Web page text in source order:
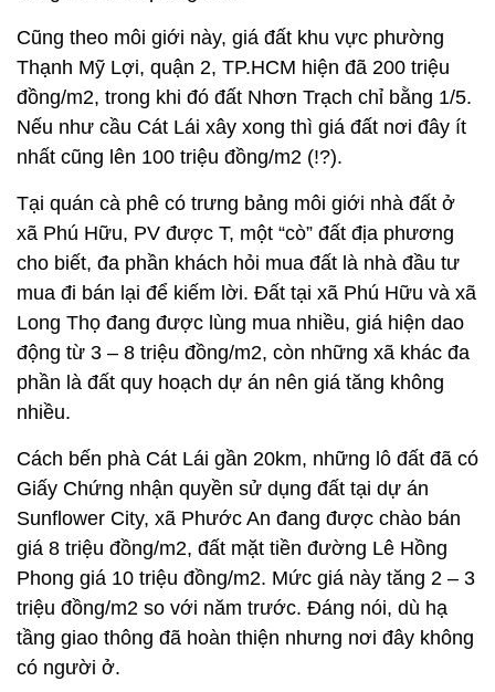
Cũng theo môi giới này, giá đất khu vực phường
Thạnh Mỹ Lợi, quận 2, TP.HCM hiện đã 200 triệu
đồng/m2, trong khi đó đất Nhơn Trạch chỉ bằng 1/5.
Nếu như cầu Cát Lái xây xong thì giá đất nơi đây ít
nhất cũng lên 100 triệu đồng/m2 (!?).
Tại quán cà phê có trưng bảng môi giới nhà đất ở
xã Phú Hữu, PV được T, một “cò” đất địa phương
cho biết, đa phần khách hỏi mua đất là nhà đầu tư
mua đi bán lại để kiếm lời. Đất tại xã Phú Hữu và xã
Long Thọ đang được lùng mua nhiều, giá hiện dao
động từ 3 – 8 triệu đồng/m2, còn những xã khác đa
phần là đất quy hoạch dự án nên giá tăng không
nhiều.
Cách bến phà Cát Lái gần 20km, những lô đất đã có
Giấy Chứng nhận quyền sử dụng đất tại dự án
Sunflower City, xã Phước An đang được chào bán
giá 8 triệu đồng/m2, đất mặt tiền đường Lê Hồng
Phong giá 10 triệu đồng/m2. Mức giá này tăng 2 – 3
triệu đồng/m2 so với năm trước. Đáng nói, dù hạ
tầng giao thông đã hoàn thiện nhưng nơi đây không
có người ở.